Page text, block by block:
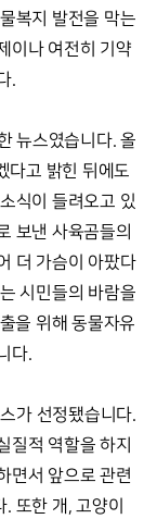
복지 발전을 막는
이나 여전히 기약
.
뉴스였습니다. 올
다고 밝힌 뒤에도
식이 들려오고 있
보낸 사육곰들의
더 가슴이 아팠다
시민들의 바람을
을 위해 동물자유
다.
가 선정됐습니다.
질적 역할을 하지
면서 앞으로 관련
또한 개, 고양이